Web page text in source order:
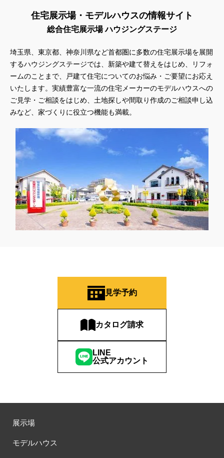
住宅展示場・モデルハウスの情報サイト
総合住宅展示場 ハウジングステージ
埼玉県、東京都、神奈川県など首都圏に多数の住宅展示場を展開
するハウジングステージでは、新築や建て替えをはじめ、リフォ
ームのことまで、戸建て住宅についてのお悩み・ご要望にお応え
いたします。実績豊富な一流の住宅メーカーのモデルハウスへの
ご見学・ご相談をはじめ、土地探しや間取り作成のご相談申し込
みなど、家づくりに役立つ機能も満載。
見学予約
カタログ請求
LINE
公式アカウント
展示場
モデルハウス